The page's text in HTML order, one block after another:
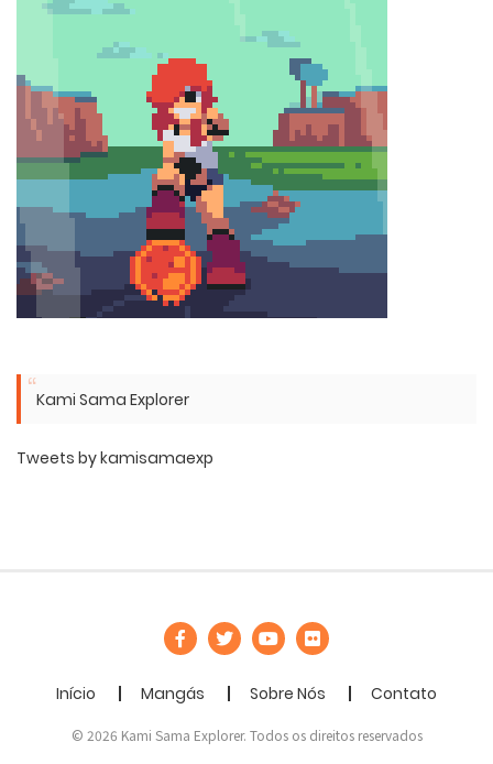
Kami Sama Explorer
Tweets by kamisamaexp
Início Mangás Sobre Nós Contato
© 2026 Kami Sama Explorer. Todos os direitos reservados